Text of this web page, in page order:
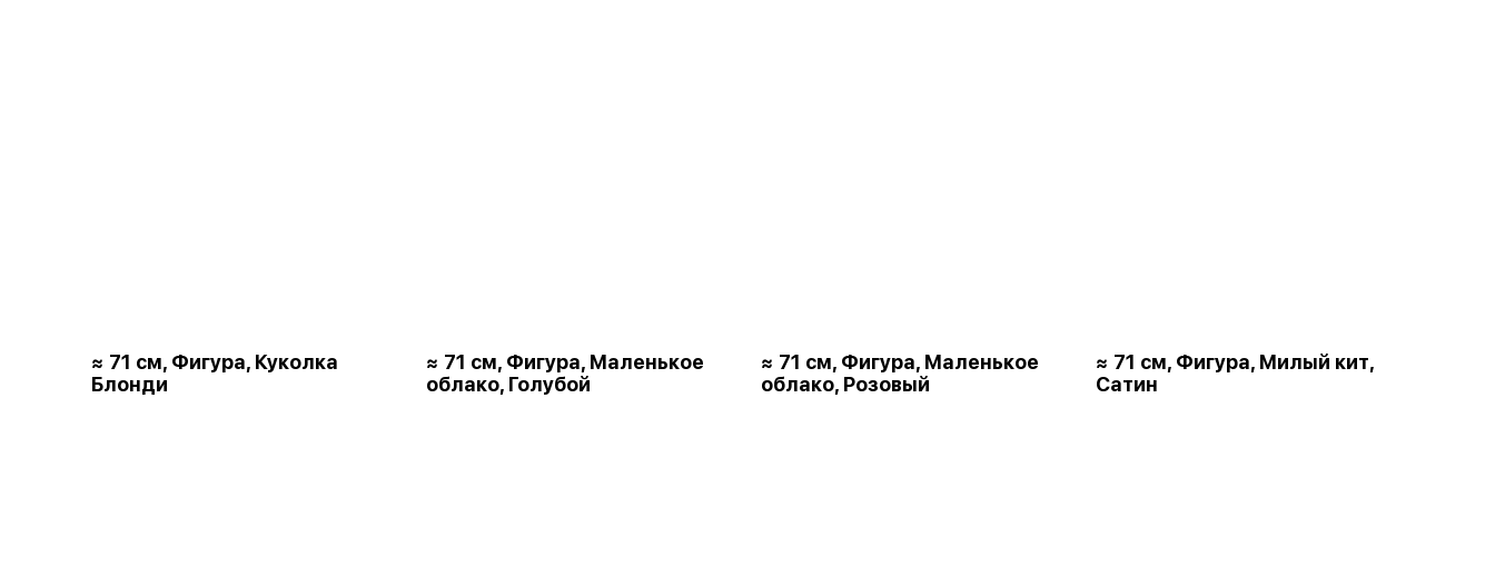
≈ 71 см, Фигура, Куколка
Блонди
≈ 71 см, Фигура, Маленькое
облако, Голубой
≈ 71 см, Фигура, Маленькое
облако, Розовый
≈ 71 см, Фигура, Милый кит,
Сатин